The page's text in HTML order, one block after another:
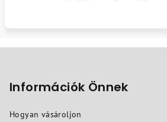
Információk Önnek
Hogyan vásároljon